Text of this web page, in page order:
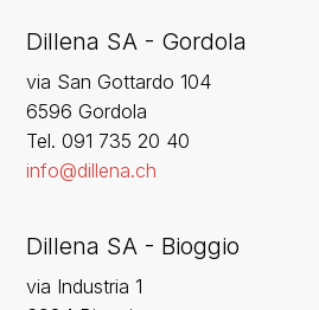
Dillena SA - Gordola
via San Gottardo 104
6596 Gordola
‍Tel. 091 735 20 40
info@dillena.ch
Dillena SA - Bioggio
via Industria 1